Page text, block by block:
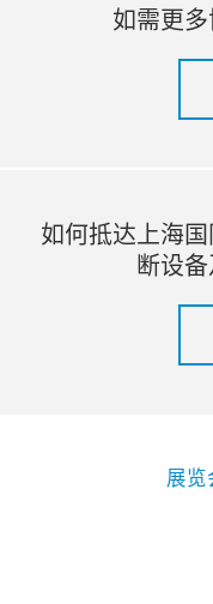
如需更
如何抵达上海
断设
展